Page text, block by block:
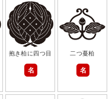
抱き柏に四つ目
名
二つ蔓柏
名